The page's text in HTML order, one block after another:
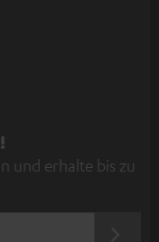
und erhalte bis zu